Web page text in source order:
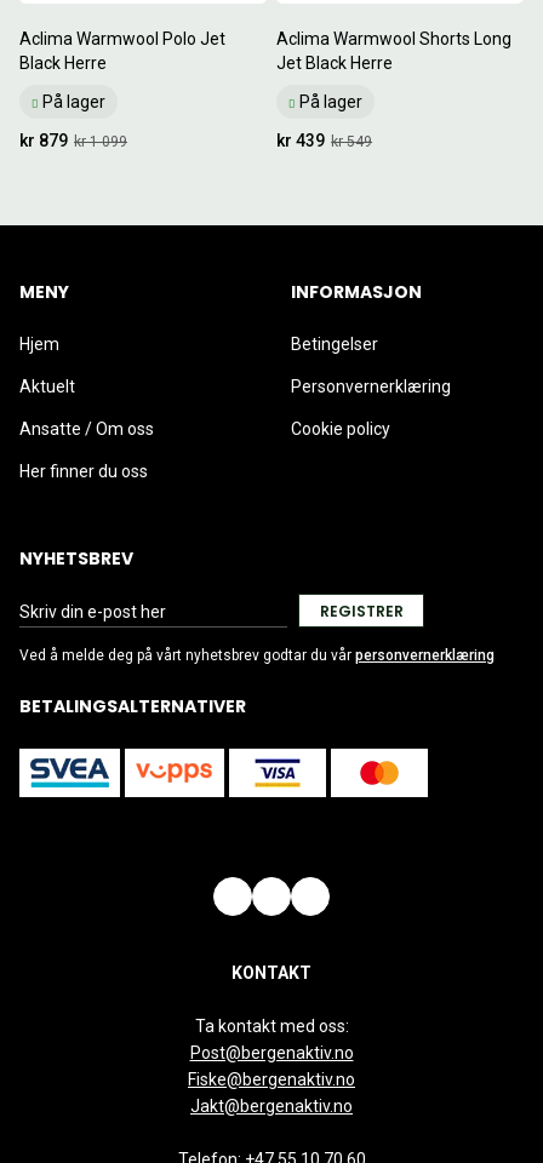
Aclima Warmwool Polo Jet
Black Herre
På lager
kr 1 099
kr 879
Aclima Warmwool Shorts Long
Jet Black Herre
På lager
kr 549
kr 439
MENY
Hjem
Aktuelt
Ansatte / Om oss
Her finner du oss
INFORMASJON
Betingelser
Personvernerklæring
Cookie policy
NYHETSBREV
REGISTRER
Ved å melde deg på vårt nyhetsbrev godtar du vår personvernerklæring
BETALINGSALTERNATIVER
KONTAKT
Ta kontakt med oss:
Post@bergenaktiv.no
Fiske@bergenaktiv.no
Jakt@bergenaktiv.no